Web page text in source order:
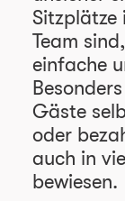
Sitzplätze
Team
einfache
Gäste
oder
auch in
bewiesen.